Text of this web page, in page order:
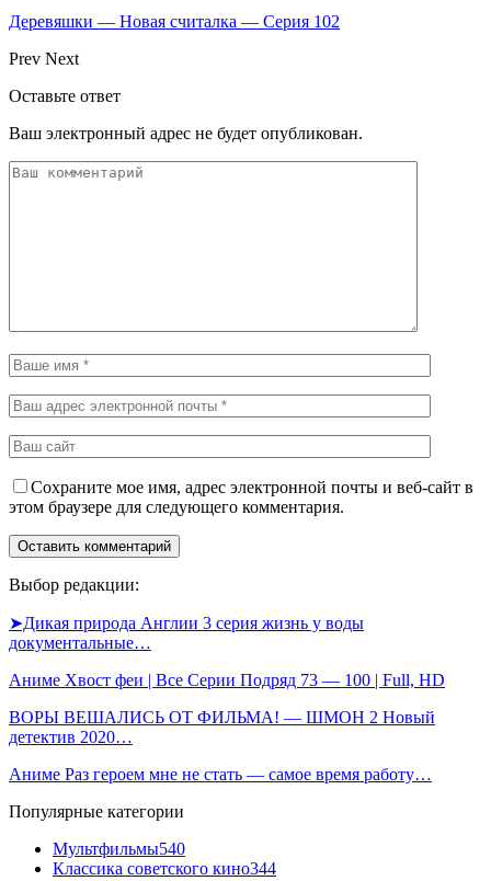
Деревяшки — Новая считалка — Серия 102
Prev Next
Оставьте ответ
Ваш электронный адрес не будет опубликован.
Сохраните мое имя, адрес электронной почты и веб-сайт в
этом браузере для следующего комментария.
Выбор редакции:
➤Дикая природа Англии 3 серия жизнь у воды
документальные…
Аниме Хвост феи | Все Серии Подряд 73 — 100 | Full, HD
ВОРЫ ВЕШАЛИСЬ ОТ ФИЛЬМА! — ШМОН 2 Новый
детектив 2020…
Аниме Раз героем мне не стать — самое время работу…
Популярные категории
Мультфильмы540
Классика советского кино344